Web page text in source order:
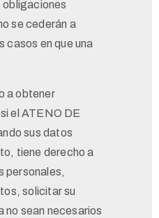
obligaciones
se cederán a
casos en que una
a obtener
el ATENO DE
sus datos
tiene derecho a
personales,
solicitar su
no sean necesarios